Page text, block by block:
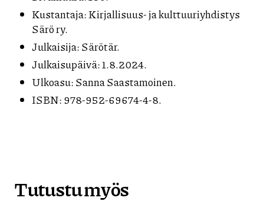
Kustantaja: Kirjallisuus- ja kulttuuriyhdistys
Särö ry.
Julkaisija: Särötär.
Julkaisupäivä: 1.8.2024.
Ulkoasu: Sanna Saastamoinen.
ISBN: 978-952-69674-4-8.
Tutustu myös